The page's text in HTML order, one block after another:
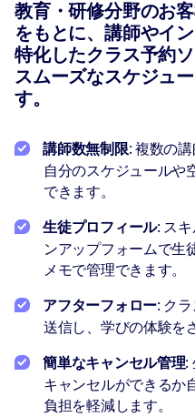
教育・研修分野のお
をもとに、講師やイ
特化したクラス予約
スムーズなスケジュ
す。
講師数無制限: 複数の
自分のスケジュールや
できます。
生徒プロフィール: ス
ンアップフォームで生
メモで管理できます。
アフターフォロー: ク
送信し、学びの体験を
簡単なキャンセル管理:
キャンセルができるか
負担を軽減します。